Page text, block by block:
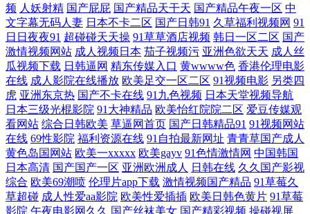
福利在线看 A级韩国A网站 岛国免费在线观看 午夜擼映画 91大神原创 超
碰在线va 国产系列WWW 另类播播 无码专区天天干 91精彩视频 肏屄福利
院 国产美女网站 久草视频在线毛片 欧洲色图网站 天天鲁天天操 自拍第39
页 91丝袜视频 五月福利社区 91资源网址 福利视频91 精品导航 欧美性爱1
色色思思 最新三级片网站 97亚洲中文字幕 福利成人视频网 黄色视频大全
网站 欧美性爱tv 丝袜美腿影音先锋 宅福利白浆 avtt久久天堂 传媒在线入
频 人妖射精 国产屁屁 国产精品天干天 国产精品午夜一区 中
文字幕无码人妻 日本不卡二区 国产日韩91 久草福利视频网 91
日日夜夜91 超碰碰天天操 91草草酒店视频 韩日一区二区 国产
激情视频网站 成人视频日本 茄子视频污 亚洲色欲天天 成人丝
瓜视频下载 日韩逼网 精东传媒入口 黄wwww色 香港伦理电影
在线 成人影院在线播放 欧美足交一区二区 91视频电影 另类四
虎 亚洲东京热 国产不卡在线 91九色视频 日本天堂视频导航
日本三级光棍影院 91大神精品 欧美怡红院院二区 爱豆传媒观
看网站 综合日韩欧美 草逼网首页 国产日韩精品91 91视频网站
在线 69性影院 福利资源在线 91自拍最新网址 青青草国产成人
黄色岛国网站 欧美一xxxxx 欧美gayv 91色情激情网 中国韩国
日本高清 国产国产一区 亚洲欧洲成人 日韩在线 久久国产影视
综合 欧美69潮喷 伦理片app下载 激情视频国产精品 91草莓久
草超碰 成人性爱aa影院 欧美性爱插插 欧美日韩色黄片 91草莓
影院 午夜电影网久久 国产丝袜美女 国产精彩视频 操碰视屏